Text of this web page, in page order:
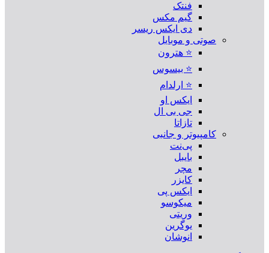
فنتک
گیم مکس
دی ایکس ریسر
صوتی و موبایل
⭐ هترون
⭐ بیسوس
⭐ ارلدام
ایکس او
جی بی ال
تازاتا
کامپیوتر و جانبی
پی‌نت
بایبل
مچر
کایزر
ایکس پی
میکوسو
وریتی
یوگرین
انوشان